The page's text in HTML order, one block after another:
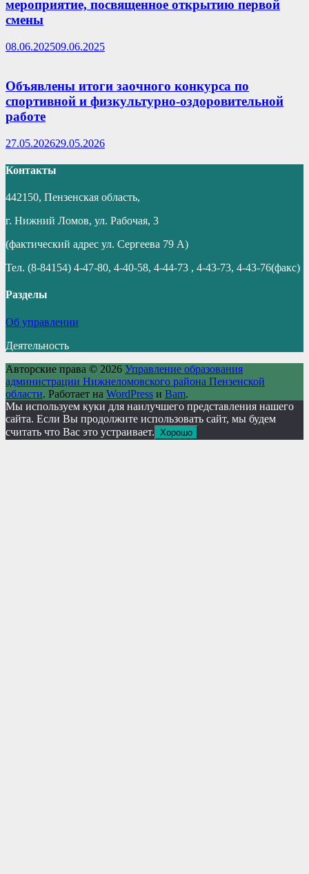
мероприятие, посвященное открытию первой
смены
08.06.202509.06.2025
Объявлены итоги заочного конкурса по
спортивной и физкультурно-оздоровительной
работе
27.05.202629.05.2026
Контакты
442150, Пензенская область,
г. Нижний Ломов, ул. Рабочая, 3
(фактический адрес ул. Сергеева 79 А)
Тел. (8-84154) 4-47-80, 4-40-58, 4-44-73 , 4-43-73, 4-43-76(факс)
Разделы
Об управлении
Деятельность
Авторские права © 2026 Управление образования
администрации Нижнеломовского района Пензенской
области. Работает на WordPress и Bam.
Мы используем куки для наилучшего представления нашего
сайта. Если Вы продолжите использовать сайт, мы будем
считать что Вас это устраивает. Хорошо